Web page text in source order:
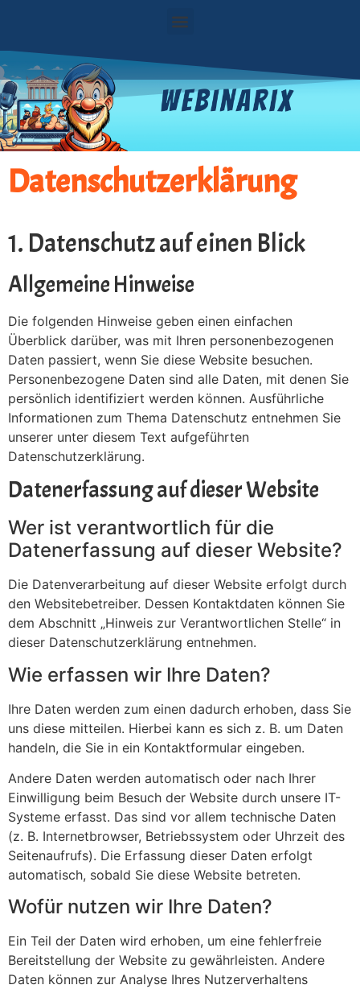
Datenschutzerklärung
1. Datenschutz auf einen Blick
Allgemeine Hinweise
Die folgenden Hinweise geben einen einfachen
Überblick darüber, was mit Ihren personenbezogenen
Daten passiert, wenn Sie diese Website besuchen.
Personenbezogene Daten sind alle Daten, mit denen Sie
persönlich identifiziert werden können. Ausführliche
Informationen zum Thema Datenschutz entnehmen Sie
unserer unter diesem Text aufgeführten
Datenschutzerklärung.
Datenerfassung auf dieser Website
Wer ist verantwortlich für die
Datenerfassung auf dieser Website?
Die Datenverarbeitung auf dieser Website erfolgt durch
den Websitebetreiber. Dessen Kontaktdaten können Sie
dem Abschnitt „Hinweis zur Verantwortlichen Stelle“ in
dieser Datenschutzerklärung entnehmen.
Wie erfassen wir Ihre Daten?
Ihre Daten werden zum einen dadurch erhoben, dass Sie
uns diese mitteilen. Hierbei kann es sich z. B. um Daten
handeln, die Sie in ein Kontaktformular eingeben.
Andere Daten werden automatisch oder nach Ihrer
Einwilligung beim Besuch der Website durch unsere IT-
Systeme erfasst. Das sind vor allem technische Daten
(z. B. Internetbrowser, Betriebssystem oder Uhrzeit des
Seitenaufrufs). Die Erfassung dieser Daten erfolgt
automatisch, sobald Sie diese Website betreten.
Wofür nutzen wir Ihre Daten?
Ein Teil der Daten wird erhoben, um eine fehlerfreie
Bereitstellung der Website zu gewährleisten. Andere
Daten können zur Analyse Ihres Nutzerverhaltens